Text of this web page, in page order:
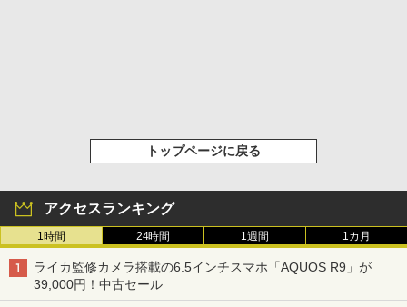
トップページに戻る
アクセスランキング
1時間 24時間 1週間 1カ月
ライカ監修カメラ搭載の6.5インチスマホ「AQUOS R9」が
39,000円！中古セール